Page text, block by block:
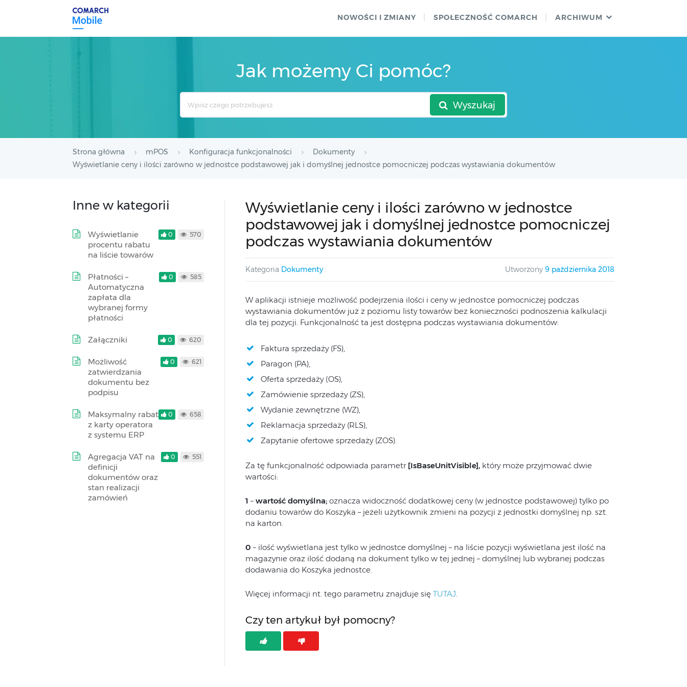
NOWOŚCI I ZMIANY SPOŁECZNOŚĆ COMARCH ARCHIWUM
Jak możemy Ci pomóc?
Wyszukaj
Strona główna mPOS Konfiguracja funkcjonalności
Dokumenty
Wyświetlanie ceny i ilości zarówno w jednostce podstawowej jak i domyślnej jednostce pomocniczej podczas wystawiania dokumentów
Wyświetlanie ceny i ilości zarówno w jednostce
podstawowej jak i domyślnej jednostce pomocniczej
podczas wystawiania dokumentów
Kategoria Dokumenty Utworzony 9 października 2018
W aplikacji istnieje możliwość podejrzenia ilości i ceny w jednostce pomocniczej podczas
wystawiania dokumentów już z poziomu listy towarów bez konieczności podnoszenia kalkulacji
dla tej pozycji. Funkcjonalność ta jest dostępna podczas wystawiania dokumentów:
Faktura sprzedaży (FS),
Paragon (PA),
Oferta sprzedaży (OS),
Zamówienie sprzedaży (ZS),
Wydanie zewnętrzne (WZ),
Reklamacja sprzedaży (RLS),
Zapytanie ofertowe sprzedaży (ZOS).
Za tę funkcjonalność odpowiada parametr [IsBaseUnitVisible], który może przyjmować dwie
wartości:
1 –wartość domyślna; oznacza widoczność dodatkowej ceny (w jednostce podstawowej) tylko po
dodaniu towarów do Koszyka – jeżeli użytkownik zmieni na pozycji z jednostki domyślnej np. szt.
na karton.
0 – ilość wyświetlana jest tylko w jednostce domyślnej – na liście pozycji wyświetlana jest ilość na
magazynie oraz ilość dodaną na dokument tylko w tej jednej – domyślnej lub wybranej podczas
dodawania do Koszyka jednostce.
Więcej informacji nt. tego parametru znajduje się TUTAJ
Czy ten artykuł był pomocny?
Inne w kategorii
Wyświetlanie
procentu rabatu
na liście towarów
0 570
Płatności –
Automatyczna
zapłata dla
wybranej formy
płatności
0 585
Załączniki 0 620
Możliwość
zatwierdzania
dokumentu bez
podpisu
0 621
Maksymalny rabat
z karty operatora
z systemu ERP
0 658
Agregacja VAT na
definicji
dokumentów oraz
stan realizacji
zamówień
0 551